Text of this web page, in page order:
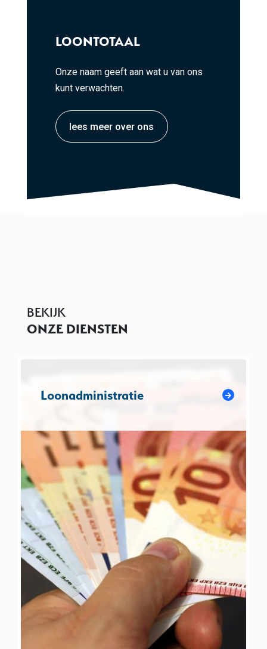
LOONTOTAAL
Onze naam geeft aan wat u van ons
kunt verwachten.
lees meer over ons
BEKIJK
ONZE DIENSTEN
Loonadministratie